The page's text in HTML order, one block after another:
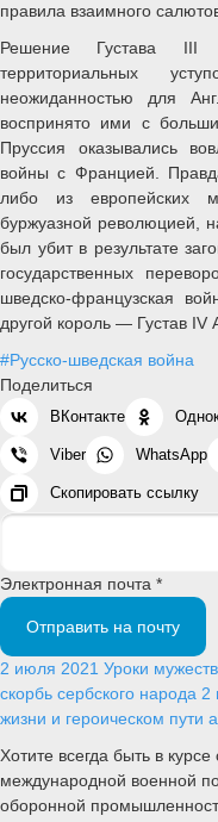
правила взаимного
Решение Густава III
территориальных
неожиданностью для
воспринято ими с
Пруссия оказывались
войны с Францией.
либо из европейских
буржуазной революцией,
был убит в результате
государственных
шведско-французская
другой король — Густав IV
#Русско-шведская война
Поделиться
ВКонтакте
Viber WhatsApp
Скопировать ссылку
Электронная почта *
Отправить на почту
2 июля 2021 Уроки
скорбь сербского народа 2
жизни и героическом пути
Хотите всегда быть в
международной военной
оборонной